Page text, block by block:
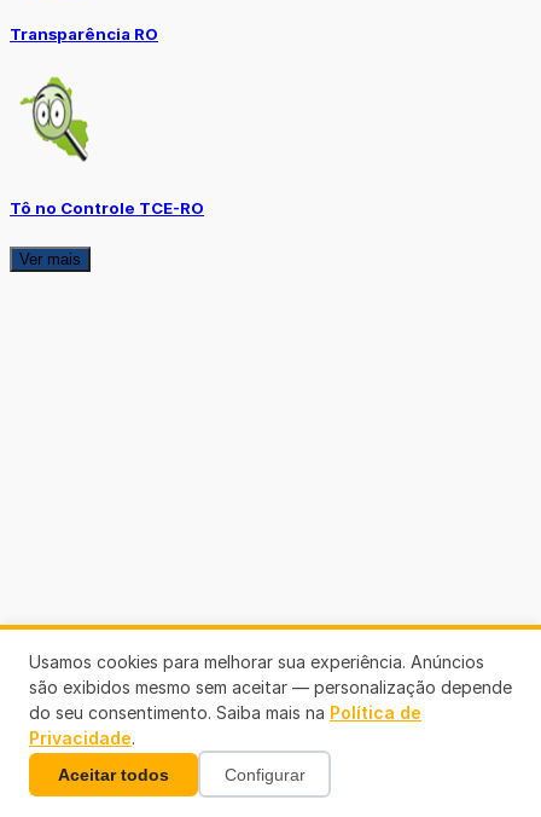
Transparência RO
Tô no Controle TCE-RO
Ver mais
Usamos cookies para melhorar sua experiência. Anúncios
são exibidos mesmo sem aceitar — personalização depende
do seu consentimento. Saiba mais na Política de
Privacidade.
Aceitar todos Configurar